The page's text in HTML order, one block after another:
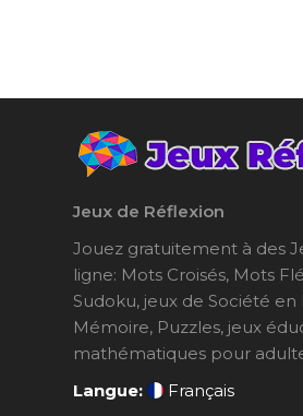
Jeux de Réflexion
Jouez gratuitement à des
ligne: Mots Croisés, Mots
Sudoku, jeux de Société en
Mémoire, Puzzles, jeux
mathématiques pour
Langue:
Français